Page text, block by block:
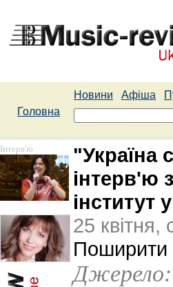
Новини Афіша
Головна
Інтерв'ю
"Україна
інтерв'ю
інститут
25 квітня,
Поширити
Джерело: